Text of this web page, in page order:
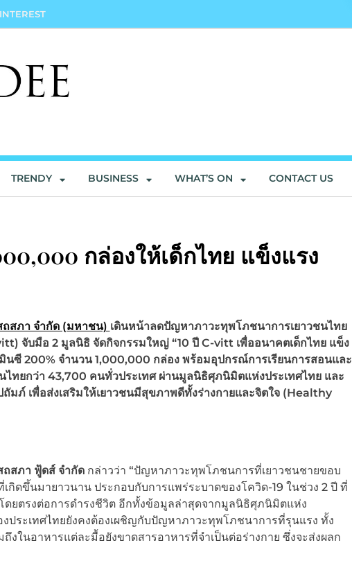
TRENDY BUSINESS WHAT’S ON CONTACT US
กล่องให้เด็กไทย แข็งแรง
สภา จำกัด (มหาชน) เดินหน้าลดปัญหาภาวะทุพโภชนาการเยาวชนไทย
จับมือ 2 มูลนิธิ จัดกิจกรรมใหญ่ “10 ปี C-vitt เพื่ออนาคตเด็กไทย แข็ง
นซี 200% จำนวน1,000,000 กล่อง พร้อมอุปกรณ์การเรียนการสอนและ
ไทยกว่า 43,700 คนทั่วประเทศ ผ่านมูลนิธิศุภนิมิตแห่งประเทศไทย และ
ถัมภ์เพื่อส่งเสริมให้เยาวชนมีสุขภาพดีทั้งร่างกายและจิตใจ (Healthy
ถสภา ฟู้ดส์ จำกัดกล่าวว่า “ปัญหาภาวะทุพโภชนการที่เยาวชนชายขอบ
กิดขึ้นมายาวนาน ประกอบกับการแพร่ระบาดของโควิด-19 ในช่วง 2 ปี ที่
ยตรงต่อการดำรงชีวิต อีกทั้งข้อมูลล่าสุดจากมูลนิธิศุภนิมิตแห่ง
ประเทศไทยยังคงต้องเผชิญกับปัญหาภาวะทุพโภชนาการที่รุนแรง ทั้ง
งในอาหารแต่ละมื้อยังขาดสารอาหารที่จำเป็นต่อร่างกาย ซึ่งจะส่งผลก